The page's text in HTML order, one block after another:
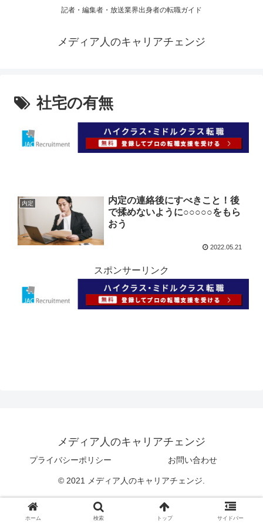
記者・編集者・放送業界出身者の転職ガイド
メディア人のキャリアチェンジ
社宅の有無
内定
内定の連絡後にすべきこと！後
で揉めないように○○○○○をもら
おう
2022.05.21
スポンサーリンク
メディア人のキャリアチェンジ
プライバシーポリシー お問い合わせ
© 2021 メディア人のキャリアチェンジ.
ホーム 検索 トップ サイドバー